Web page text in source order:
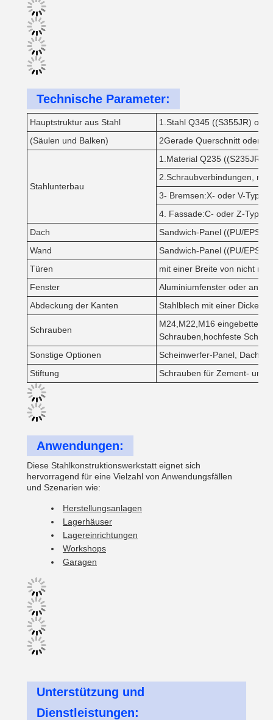
Technische Parameter:
Hauptstruktur aus Stahl
1.Stahl Q345 ((S355JR)
(Säulen und Balken)
2Gerade Querschnitt oder
Stahlunterbau
1.Material Q235 ((S235JR)
2.Schraubverbindungen,
3- Bremsen:X- oder V-Typ
4. Fassade:C- oder Z-Typ:
Dach
Sandwich-Panel ((PU/EPS/
Wand
Sandwich-Panel ((PU/EPS/
Türen
mit einer Breite von nicht
Fenster
Aluminiumfenster oder
Abdeckung der Kanten
Stahlblech mit einer Dicke
Schrauben
M24,M22,M16 eingebettete
Schrauben,hochfeste
Sonstige Optionen
Scheinwerfer-Panel,
Stiftung
Schrauben für Zement- und
Anwendungen:
Diese Stahlkonstruktionswerkstatt eignet sich
hervorragend für eine Vielzahl von Anwendungsfällen
und Szenarien wie:
Herstellungsanlagen
Lagerhäuser
Lagereinrichtungen
Workshops
Garagen
Unterstützung und
Dienstleistungen: